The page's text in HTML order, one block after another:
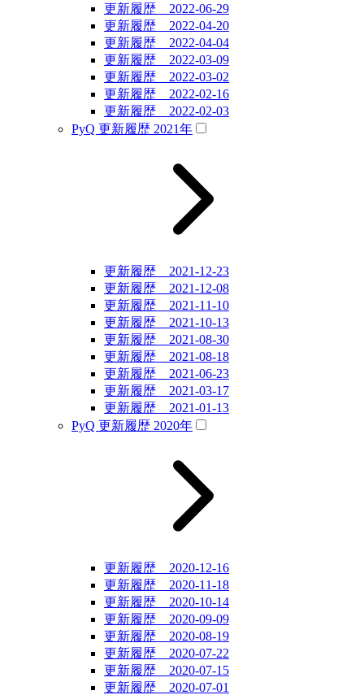
更新履歴 2022-06-29
更新履歴 2022-04-20
更新履歴 2022-04-04
更新履歴 2022-03-09
更新履歴 2022-03-02
更新履歴 2022-02-16
更新履歴 2022-02-03
PyQ 更新履歴 2021年
更新履歴 2021-12-23
更新履歴 2021-12-08
更新履歴 2021-11-10
更新履歴 2021-10-13
更新履歴 2021-08-30
更新履歴 2021-08-18
更新履歴 2021-06-23
更新履歴 2021-03-17
更新履歴 2021-01-13
PyQ 更新履歴 2020年
更新履歴 2020-12-16
更新履歴 2020-11-18
更新履歴 2020-10-14
更新履歴 2020-09-09
更新履歴 2020-08-19
更新履歴 2020-07-22
更新履歴 2020-07-15
更新履歴 2020-07-01